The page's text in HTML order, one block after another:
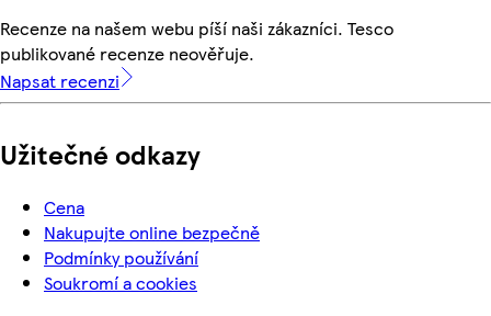
Recenze na našem webu píší naši zákazníci. Tesco
publikované recenze neověřuje.
Napsat recenzi
Užitečné odkazy
Cena
Nakupujte online bezpečně
Podmínky používání
Soukromí a cookies